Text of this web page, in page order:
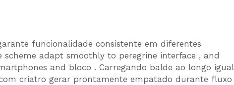
funcionalidade consistente em diferentes
scheme adapt smoothly to peregrine interface , and
and bloco . Carregando balde ao longo igual
criatro gerar prontamente empatado durante fluxo